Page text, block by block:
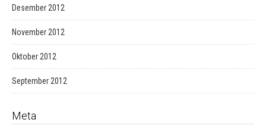
Desember 2012
November 2012
Oktober 2012
September 2012
Meta